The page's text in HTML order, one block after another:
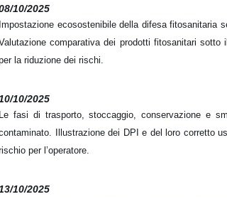
10/2025
Impostazione ecosostenibile della difesa fitosanitaria
comparativa dei prodotti fitosanitari
la riduzione dei rischi.
10/2025
Le fasi di trasporto, stoccaggio, conservazione e
Illustrazione dei DPI e del loro corretto
per l’operatore.
10/2025